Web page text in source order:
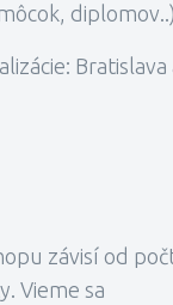
diplomov..)
Bratislava
závisí od
Vieme sa